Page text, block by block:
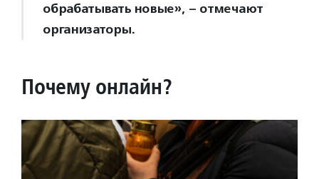
обрабатывать новые», – отмечают
организаторы.
Почему онлайн?